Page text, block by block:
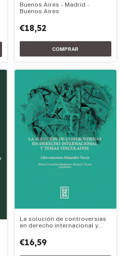
Buenos Aires - Madrid -
Buenos Aires
€18,52
La solución de controversias
en derecho internacional y
€16,59